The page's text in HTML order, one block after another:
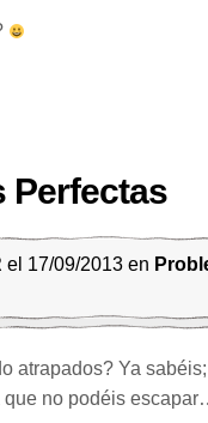
Perfectas
el 17/09/2013 en
atrapados? Ya
que no podéis